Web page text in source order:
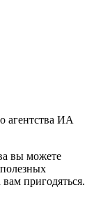
агентства ИА
вы можете
пригодяться.